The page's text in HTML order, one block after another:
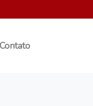
Contato